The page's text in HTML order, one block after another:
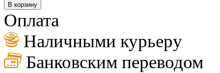
В корзину
Оплата
Наличными курьеру
Банковским переводом